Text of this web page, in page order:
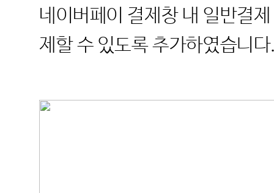
네이버페이 결제창 내 일반결
제할 수 있도록 추가하였습니